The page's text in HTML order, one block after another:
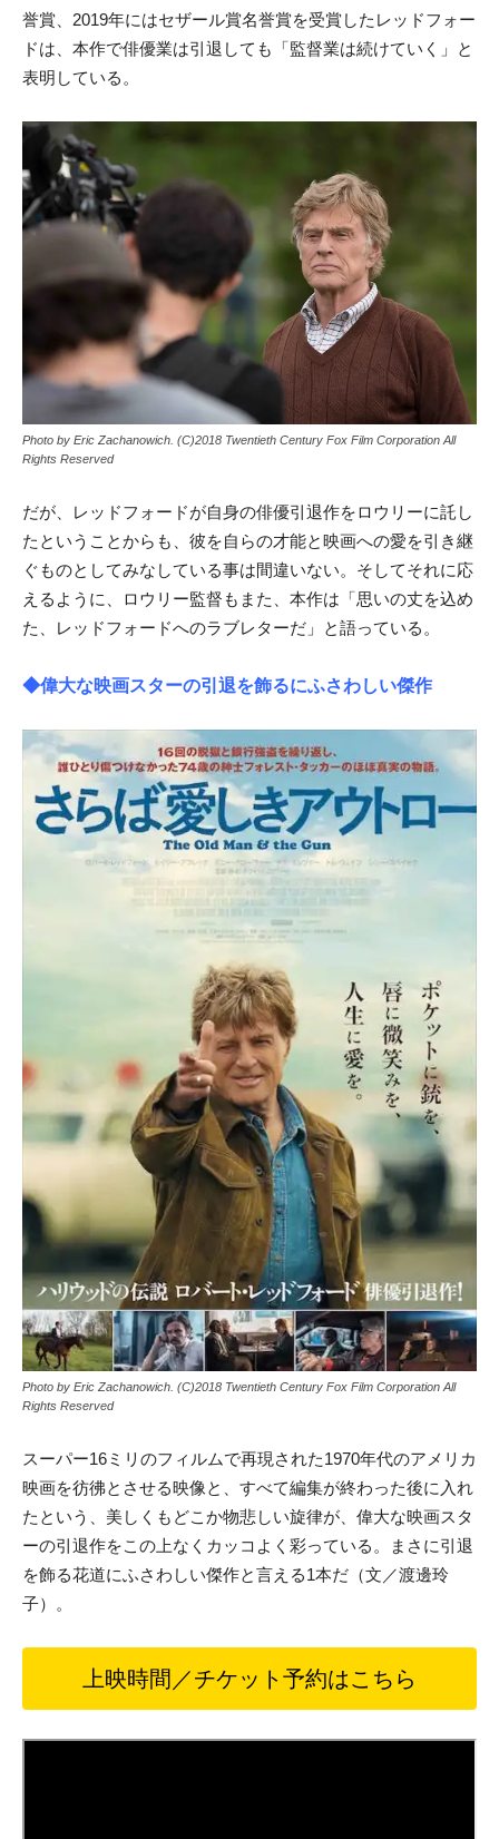
誉賞、2019年にはセザール賞名誉賞を受賞したレッドフォー
ドは、本作で俳優業は引退しても「監督業は続けていく」と
表明している。
Photo by Eric Zachanowich. (C)2018 Twentieth Century Fox Film Corporation All
Rights Reserved
だが、レッドフォードが自身の俳優引退作をロウリーに託し
たということからも、彼を自らの才能と映画への愛を引き継
ぐものとしてみなしている事は間違いない。そしてそれに応
えるように、ロウリー監督もまた、本作は「思いの丈を込め
た、レッドフォードへのラブレターだ」と語っている。
◆偉大な映画スターの引退を飾るにふさわしい傑作
Photo by Eric Zachanowich. (C)2018 Twentieth Century Fox Film Corporation All
Rights Reserved
スーパー16ミリのフィルムで再現された1970年代のアメリカ
映画を彷彿とさせる映像と、すべて編集が終わった後に入れ
たという、美しくもどこか物悲しい旋律が、偉大な映画スタ
ーの引退作をこの上なくカッコよく彩っている。まさに引退
を飾る花道にふさわしい傑作と言える1本だ（文／渡邊玲
子）。
上映時間／チケット予約はこちら